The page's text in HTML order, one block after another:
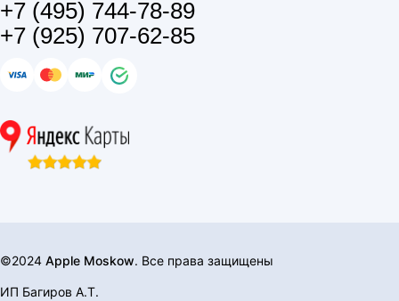
+7 (495) 744-78-89
+7 (925) 707-62-85
©2024 Apple Moskow. Все права защищены
ИП Багиров А.Т.